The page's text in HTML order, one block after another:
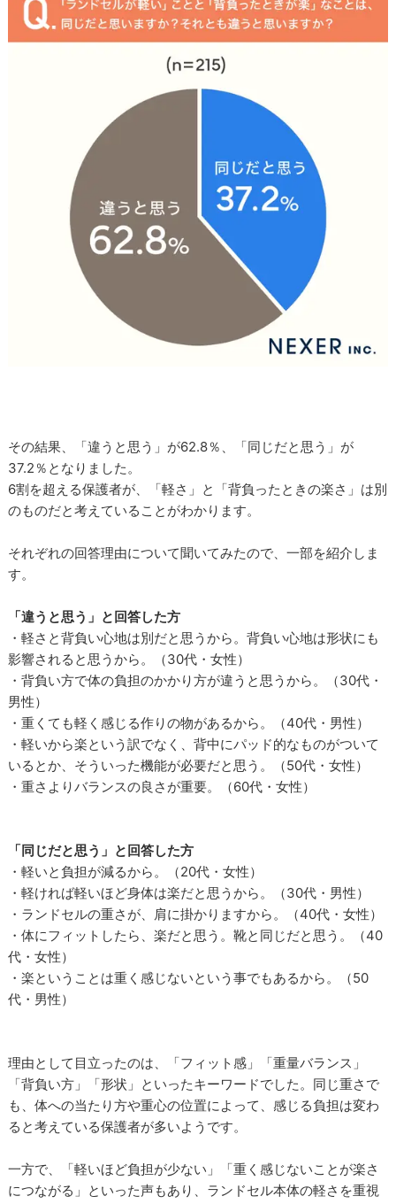
その結果、「違うと思う」が62.8％、「同じだと思う」が
37.2％となりました。
6割を超える保護者が、「軽さ」と「背負ったときの楽さ」は別
のものだと考えていることがわかります。
それぞれの回答理由について聞いてみたので、一部を紹介しま
す。
「違うと思う」と回答した方
・軽さと背負い心地は別だと思うから。背負い心地は形状にも
影響されると思うから。（30代・女性）
・背負い方で体の負担のかかり方が違うと思うから。（30代・
男性）
・重くても軽く感じる作りの物があるから。（40代・男性）
・軽いから楽という訳でなく、背中にパッド的なものがついて
いるとか、そういった機能が必要だと思う。（50代・女性）
・重さよりバランスの良さが重要。（60代・女性）
「同じだと思う」と回答した方
・軽いと負担が減るから。（20代・女性）
・軽ければ軽いほど身体は楽だと思うから。（30代・男性）
・ランドセルの重さが、肩に掛かりますから。（40代・女性）
・体にフィットしたら、楽だと思う。靴と同じだと思う。（40
代・女性）
・楽ということは重く感じないという事でもあるから。（50
代・男性）
理由として目立ったのは、「フィット感」「重量バランス」
「背負い方」「形状」といったキーワードでした。同じ重さで
も、体への当たり方や重心の位置によって、感じる負担は変わ
ると考えている保護者が多いようです。
一方で、「軽いほど負担が少ない」「重く感じないことが楽さ
につながる」といった声もあり、ランドセル本体の軽さを重視